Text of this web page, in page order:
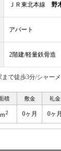
ＪＲ東北本線 野
アパート
2階建/軽量鉄骨造
で徒歩3分/シャー
積 敷金 礼金
2 0ヶ月 0ヶ月